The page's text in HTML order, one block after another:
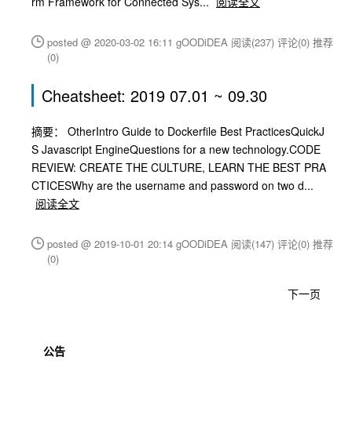
posted @ 2020-03-02 16:11 gOODiDEA 阅读(237) 评论(0) 推荐
(0)
Cheatsheet: 2019 07.01 ~ 09.30
摘要： OtherIntro Guide to Dockerfile Best PracticesQuickJ
S Javascript EngineQuestions for a new technology.CODE
REVIEW: CREATE THE CULTURE, LEARN THE BEST PRA
CTICESWhy are the username and password on two d...
阅读全文
posted @ 2019-10-01 20:14 gOODiDEA 阅读(147) 评论(0) 推荐
(0)
下一页
公告